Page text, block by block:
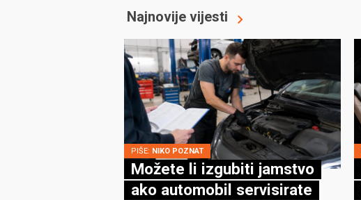
Najnovije vijesti
PIŠE: NIKO POZNAT
Možete li izgubiti jamstvo
ako automobil servisirate